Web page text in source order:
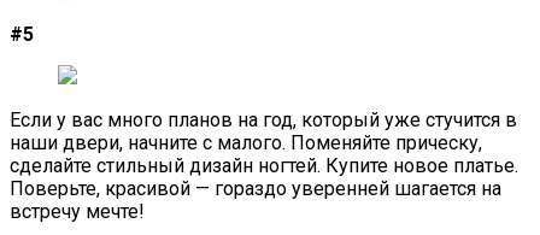
#5
Если у вас много планов на год, который уже стучится в
наши двери, начните с малого. Поменяйте прическу,
сделайте стильный дизайн ногтей. Купите новое платье.
Поверьте, красивой — гораздо уверенней шагается на
встречу мечте!